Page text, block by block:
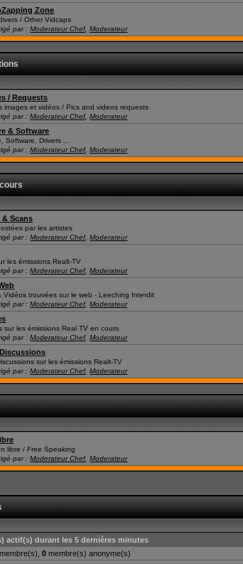
Zone
/ Other Vidcaps
par :Moderateur Chef,Moderateur
/ Requests
images et vidéos / Pics and videos requests
par :Moderateur Chef,Moderateur
& Software
Software, Drivers ...
par :Moderateur Chef,Moderateur
& Scans
par les artistes
par :Moderateur Chef,Moderateur
les émissions Realt-TV
par :Moderateur Chef,Moderateur
Vidéos trouvées sur le web - Leeching Interdit
par :Moderateur Chef,Moderateur
sur les émissions Real TV en cours
par :Moderateur Chef,Moderateur
sur les émissions Realt-TV
par :Moderateur Chef,Moderateur
libre / Free Speaking
par :Moderateur Chef,Moderateur
actif(s) durant les 5 dernières minutes
membre(s),0 membre(s) anonyme(s)